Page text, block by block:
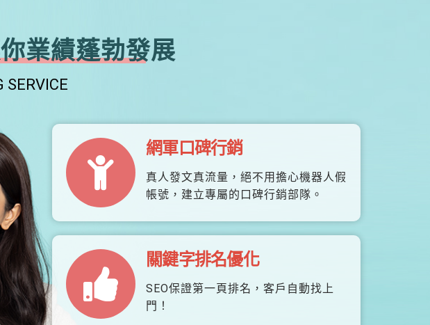
業績蓬勃發展
SERVICE
網軍口碑行銷
真人發文真流量，絕不用擔心機器人假
帳號，建立專屬的口碑行銷部隊。
關鍵字排名優化
SEO保證第一頁排名，客戶自動找上
門！